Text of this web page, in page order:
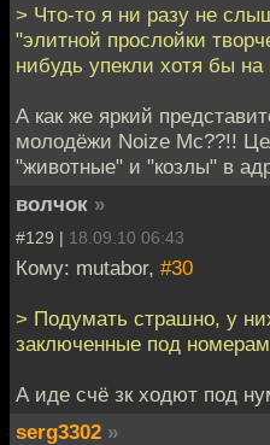
> Что-то я ни разу не
"элитной прослойки
нибудь упекли хотя бы на
А как же яркий
молодёжи Noize Mc??!!
"животные" и "козлы" в
волчок »
#129 | 18.09.10 06:43
Кому: mutabor, #30
> Подумать страшно, у
заключенные под
А иде счё зк ходют под
serg3302 »